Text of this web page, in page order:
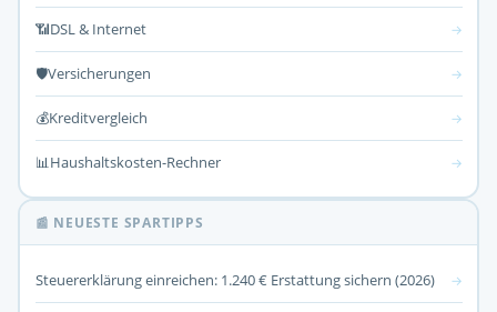
📶DSL & Internet →
🛡️Versicherungen →
💰Kreditvergleich →
📊 Haushaltskosten-Rechner →
📰 NEUESTE SPARTIPPS
Steuererklärung einreichen: 1.240 € Erstattung sichern (2026) →